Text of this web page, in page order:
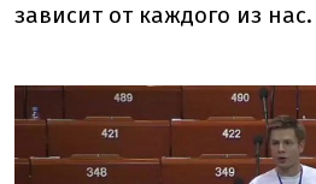
зависит от каждого из нас.